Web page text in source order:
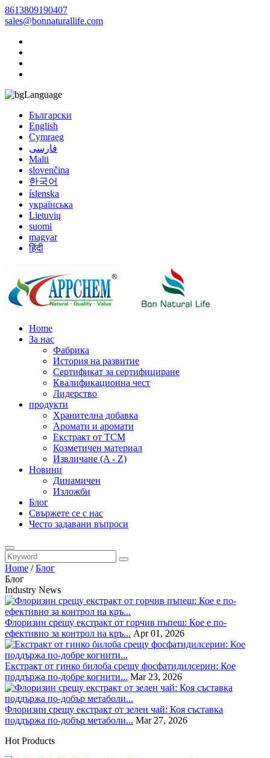
8613809190407
sales@bonnaturallife.com
Language
Български
English
Cymraeg
فارسی
Malti
slovenčina
한국어
íslenska
українська
Lietuvių
suomi
magyar
हिंदी
Home
За нас
Фабрика
История на развитие
Сертификат за сертифициране
Квалификационна чест
Лидерство
продукти
Хранителна добавка
Аромати и аромати
Екстракт от TCM
Козметичен материал
Извличане (A - Z)
Новини
Динамичен
Изложби
Блог
Свържете се с нас
Често задавани въпроси
Home /Блог
Блог
Industry News
Флоризин срещу екстракт от горчив пъпеш: Кое е по-
ефективно за контрол на кръ... Apr 01, 2026
Екстракт от гинко билоба срещу фосфатидилсерин: Кое
поддържа по-добре когнити... Mar 23, 2026
Флоризин срещу екстракт от зелен чай: Коя съставка
поддържа по-добър метаболи... Mar 27, 2026
Hot Products